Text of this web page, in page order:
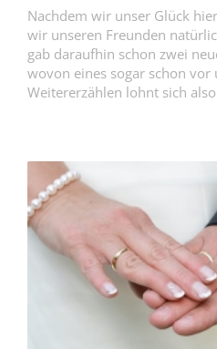
Nachdem wir unser Glück
wir unseren Freunden
gab daraufhin schon zwei
wovon eines sogar schon vor
Weitererzählen lohnt sich